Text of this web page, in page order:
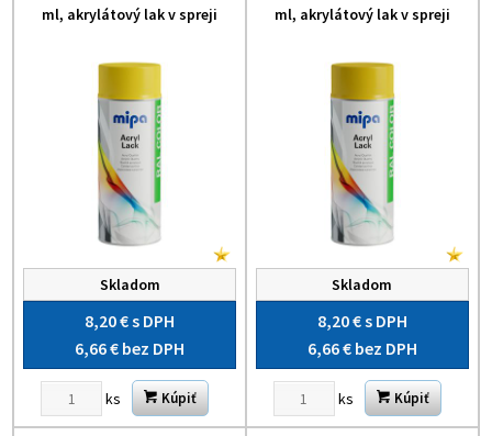
ml, akrylátový lak v spreji
Skladom
8,20 €s DPH
6,66 € bez DPH
ks Kúpiť
ml, akrylátový lak v spreji
Skladom
8,20 €s DPH
6,66 € bez DPH
ks Kúpiť